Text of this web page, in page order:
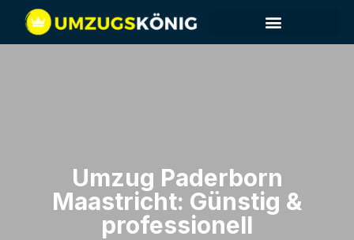
Umzug Paderborn​
Maastricht: Günstig &
professionell​